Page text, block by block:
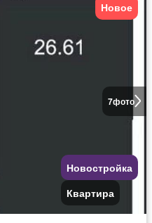
7фото
Новое
Новостройка
Квартира